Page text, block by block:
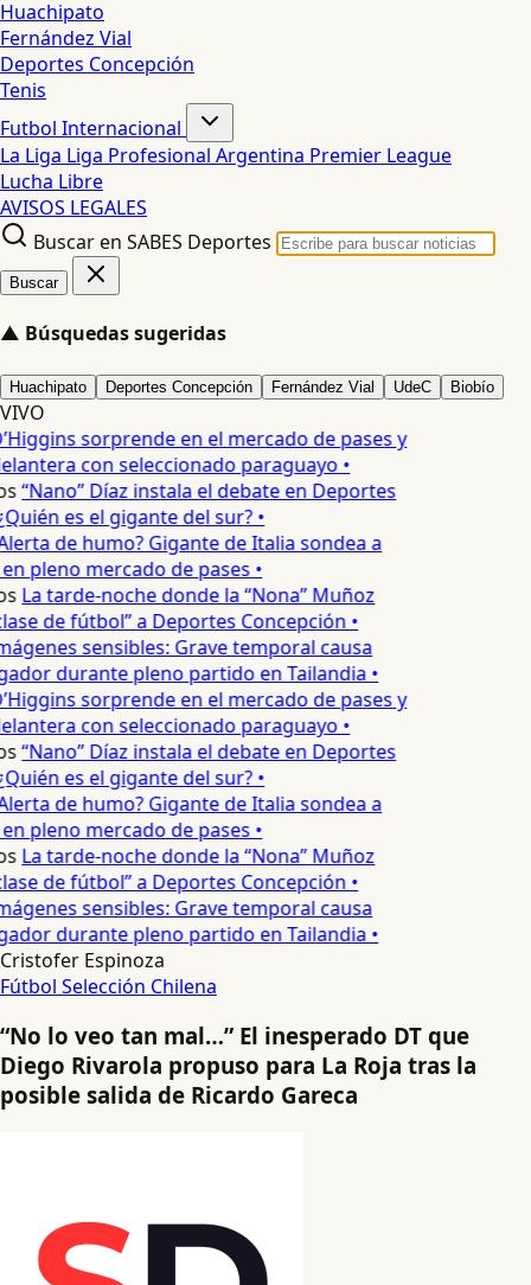
Huachipato
Fernández Vial
Deportes Concepción
Tenis
Futbol Internacional
La Liga Liga Profesional Argentina Premier League
Lucha Libre
AVISOS LEGALES
Buscar en SABES Deportes
Buscar
▲ Búsquedas sugeridas
Huachipato Deportes Concepción Fernández Vial UdeC Biobío
VIVO
sorprende en el mercado de pases y
con seleccionado paraguayo •
“Nano” Díaz instala el debate en Deportes
es el gigante del sur? •
de humo? Gigante de Italia sondea a
pleno mercado de pases •
La tarde-noche donde la “Nona” Muñoz
de fútbol” a Deportes Concepción •
sensibles: Grave temporal causa
durante pleno partido en Tailandia •
sorprende en el mercado de pases y
con seleccionado paraguayo •
“Nano” Díaz instala el debate en Deportes
es el gigante del sur? •
de humo? Gigante de Italia sondea a
pleno mercado de pases •
La tarde-noche donde la “Nona” Muñoz
de fútbol” a Deportes Concepción •
sensibles: Grave temporal causa
durante pleno partido en Tailandia •
Cristofer Espinoza
Fútbol Selección Chilena
“No lo veo tan mal…” El inesperado DT que
Diego Rivarola propuso para La Roja tras la
posible salida de Ricardo Gareca